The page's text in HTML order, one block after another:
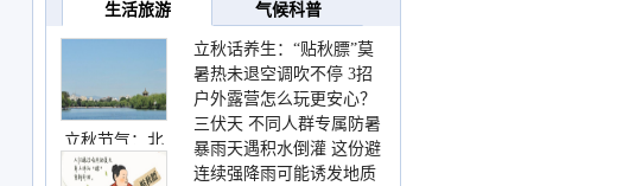
生活旅游 气候科普
立秋节气：北
立秋话养生：“贴秋膘”莫
着急 先清暑再防燥
暑热未退空调吹不停 3招
护住肩颈不酸痛
户外露营怎么玩更安心？
这份攻略请收好
三伏天 不同人群专属防暑
要点请收好
暴雨天遇积水倒灌 这份避
险提示请收好
连续强降雨可能诱发地质